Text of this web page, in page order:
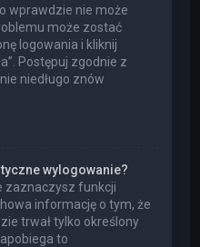
wprawdzie nie może
może zostać
logowania i kliknij
Postępuj zgodnie z
niedługo znów
wylogowanie?
zaznaczysz funkcji
informację o tym, że
trwał tylko określony
to